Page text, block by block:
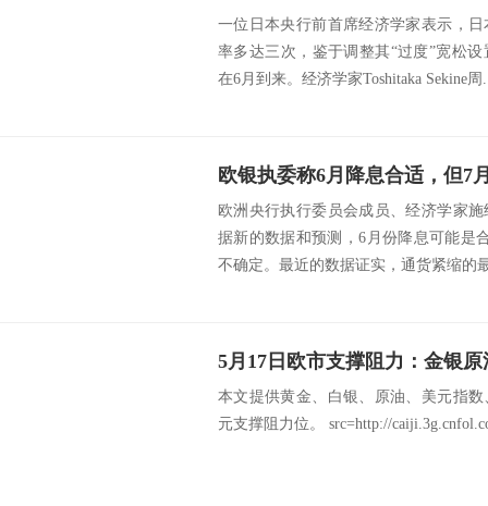
一位日本央行前首席经济学家表示，
率多达三次，鉴于调整其“过度”宽松
在6月到来。经济学家Toshitaka Sekine周
欧银执委称6月降息合适，但7
欧洲央行执行委员会成员、经济学家
据新的数据和预测，6月份降息可能是
不确定。最近的数据证实，通货紧缩的
本文提供黄金、白银、原油、美元指
元支撑阻力位。 src=http://